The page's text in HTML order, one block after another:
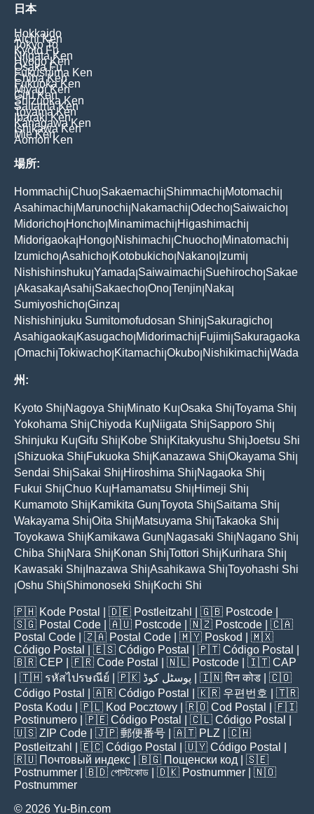
日本
Hokkaido
Aichi Ken
Tokyo To
Kyoto Fu
Niigata Ken
Hyogo Ken
Osaka Fu
Fukushima Ken
Chiba Ken
Fukuoka Ken
Miyagi Ken
Gifu Ken
Shizuoka Ken
Saitama Ken
Toyama Ken
Ibaraki Ken
Kanagawa Ken
Ishikawa Ken
Mie Ken
Aomori Ken
場所:
Hommachi Chuo Sakaemachi Shimmachi Motomachi
Asahimachi Marunochi Nakamachi Odecho Saiwaicho
Midoricho Honcho Minamimachi Higashimachi
Midorigaoka Hongo Nishimachi Chuocho Minatomachi
Izumicho Asahicho Kotobukicho Nakano Izumi
Nishishinshuku Yamada Saiwaimachi Suehirocho Sakae
Akasaka Asahi Sakaecho Ono Tenjin Naka
Sumiyoshicho Ginza
Nishishinjuku Sumitomofudosan Shinj Sakuragicho
Asahigaoka Kasugacho Midorimachi Fujimi Sakuragaoka
Omachi Tokiwacho Kitamachi Okubo Nishikimachi Wada
州:
Kyoto Shi Nagoya Shi Minato Ku Osaka Shi Toyama Shi
Yokohama Shi Chiyoda Ku Niigata Shi Sapporo Shi
Shinjuku Ku Gifu Shi Kobe Shi Kitakyushu Shi Joetsu Shi
Shizuoka Shi Fukuoka Shi Kanazawa Shi Okayama Shi
Sendai Shi Sakai Shi Hiroshima Shi Nagaoka Shi
Fukui Shi Chuo Ku Hamamatsu Shi Himeji Shi
Kumamoto Shi Kamikita Gun Toyota Shi Saitama Shi
Wakayama Shi Oita Shi Matsuyama Shi Takaoka Shi
Toyokawa Shi Kamikawa Gun Nagasaki Shi Nagano Shi
Chiba Shi Nara Shi Konan Shi Tottori Shi Kurihara Shi
Kawasaki Shi Inazawa Shi Asahikawa Shi Toyohashi Shi
Oshu Shi Shimonoseki Shi Kochi Shi
🇵🇭 Kode Postal | 🇩🇪 Postleitzahl | 🇬🇧 Postcode
🇸🇬 Postal Code | 🇦🇺 Postcode | 🇳🇿 Postcode | 🇨🇦
Postal Code | 🇿🇦 Postal Code | 🇲🇾 Poskod
| 🇲🇽
Código Postal
| 🇪🇸 Código Postal | 🇵🇹 Código Postal
🇧🇷 CEP | 🇫🇷 Code Postal | 🇳🇱 Postcode | 🇮🇹 CAP
| 🇹🇭 รหัสไปรษณีย์ | 🇵🇰 پوسٹل کوڈ | 🇮🇳पिन कोड | 🇨🇴
Código Postal
| 🇦🇷 Código Postal | 🇰🇷 우편번호
| 🇹🇷
Posta Kodu | 🇵🇱 Kod Pocztowy | 🇷🇴 Cod Poștal
| 🇫🇮
Postinumero | 🇵🇪 Código Postal | 🇨🇱 Código Postal
🇺🇸 ZIP Code | 🇯🇵 郵便番号 | 🇦🇹 PLZ | 🇨🇭
Postleitzahl
| 🇪🇨 Código Postal | 🇺🇾 Código Postal
🇷🇺 Почтовый индекс | 🇧🇬 Пощенски код | 🇸🇪
Postnummer | 🇧🇩 পোস্টকোড | 🇩🇰 Postnummer | 🇳🇴
Postnummer
© 2026 Yu-Bin.com